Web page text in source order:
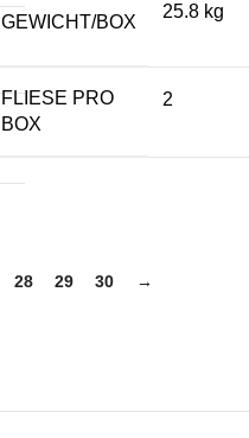
GEWICHT/BOX
25.8 kg
FLIESE PRO
BOX
2
28 29 30 →